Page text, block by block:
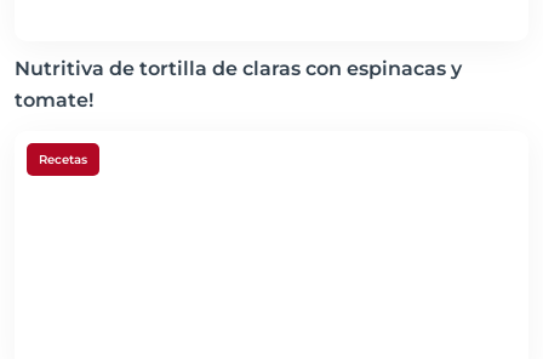
Nutritiva de tortilla de claras con espinacas y
tomate!
Recetas